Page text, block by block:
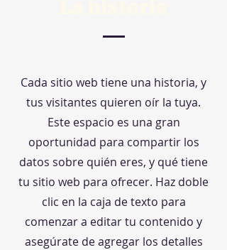
Cada sitio web tiene una historia, y
tus visitantes quieren oír la tuya.
Este espacio es una gran
oportunidad para compartir los
datos sobre quién eres, y qué tiene
tu sitio web para ofrecer. Haz doble
clic en la caja de texto para
comenzar a editar tu contenido y
asegúrate de agregar los detalles